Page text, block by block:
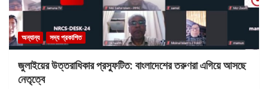
অন্যান্য সদ্য প্রকাশিত
জুলাইয়ের উত্তরাধিকার প্রস্ফুটিত: বাংলাদেশের তরুণরা এগিয়ে আসছে
নেতৃত্বে